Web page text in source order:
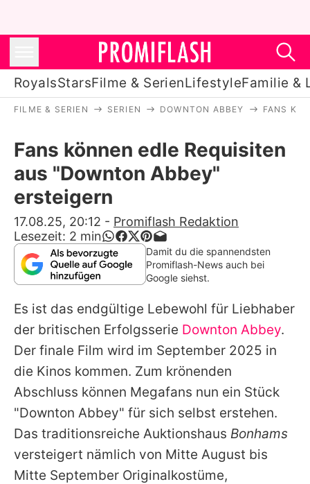
RoyalsStarsFilme & SerienLifestyleFamilie &
Stars
Filme & Serien
Lifestyle
Familie & Liebe
Promiflash Exklusiv
Alle Themen auf Promiflash
Jobs
App runterladen
Team
Redaktionelle Richtlinien
Impressum
FILME & SERIEN SERIEN DOWNTON ABBEY FANS
Fans können edle Requisiten
aus "Downton Abbey"
ersteigern
17.08.25, 20:12 - Promiflash Redaktion
Lesezeit: 2 min
Damit du die spannendsten
Promiflash-News auch bei
Google siehst.
Es ist das endgültige Lebewohl für Liebhaber
der britischen Erfolgsserie Downton Abbey.
Der finale Film wird im September 2025 in
die Kinos kommen. Zum krönenden
Abschluss können Megafans nun ein Stück
"Downton Abbey" für sich selbst erstehen.
Das traditionsreiche Auktionshaus Bonhams
versteigert nämlich von Mitte August bis
Mitte September Originalkostüme,